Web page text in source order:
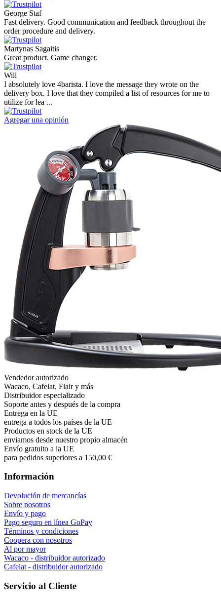
George Staf
Fast delivery. Good communication and feedback throughout the
order procedure and delivery.
Martynas Sagaitis
Great product. Game changer.
Will
I absolutely love 4barista. I love the message they wrote on the
delivery box. I love that they compiled a list of resources for me to
utilize for lea ...
Agregar una opinión
Vendedor autorizado
Wacaco, Cafelat, Flair y más
Distribuidor especializado
Soporte antes y después de la compra
Entrega en la UE
entrega a todos los países de la UE
Productos en stock de la UE
enviamos desde nuestro propio almacén
Envío gratuito a la UE
para pedidos superiores a 150,00 €
Información
Devolución de mercancías
Sobre nosotros
Envío y pago
Pago seguro en línea GoPay
Términos y condiciones
Coopera con nosotros
Al por mayor
Wacaco - distribuidor autorizado
Cafelat - distribuidor autorizado
Servicio al Cliente